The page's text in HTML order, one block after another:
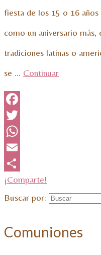
fiesta de los 15 o 16
como un aniversario más,
tradiciones latinas o
se … Continuar
Facebook
Twitter
WhatsApp
Email
¡Comparte!
Buscar por:
Comuniones